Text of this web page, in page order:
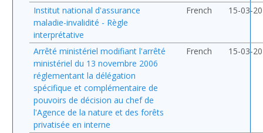
Institut national d'assurance
maladie-invalidité - Règle
interprétative
French 15-03-
Arrêté ministériel modifiant l'arrêté
ministériel du 13 novembre 2006
réglementant la délégation
spécifique et complémentaire de
pouvoirs de décision au chef de
l'Agence de la nature et des forêts
privatisée en interne
French 15-03-